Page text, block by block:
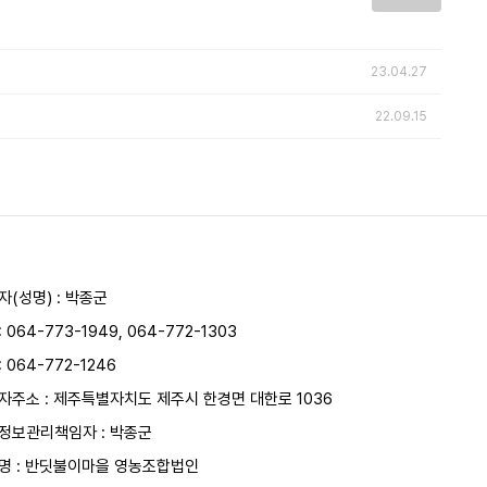
23.04.27
22.09.15
(성명) : 박종군
064-773-1949, 064-772-1303
064-772-1246
주소 : 제주특별자치도 제주시 한경면 대한로 1036
보관리책임자 : 박종군
: 반딧불이마을 영농조합법인